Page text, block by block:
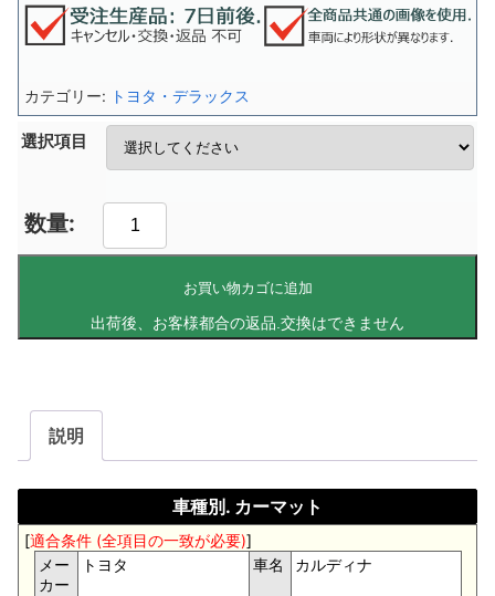
選択項目
お買い物カゴに追加
カテゴリー: トヨタ・デラックス
説明
車種別. カーマット
[適合条件 (全項目の一致が必要)]
メー
カー
トヨタ 車名 カルディナ